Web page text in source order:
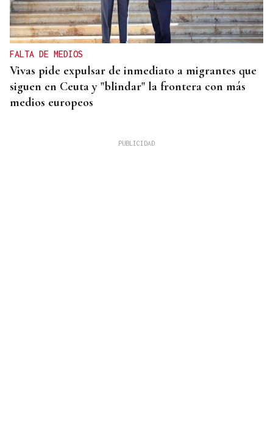
FALTA DE MEDIOS
Vivas pide expulsar de inmediato a migrantes que
siguen en Ceuta y "blindar" la frontera con más
medios europeos